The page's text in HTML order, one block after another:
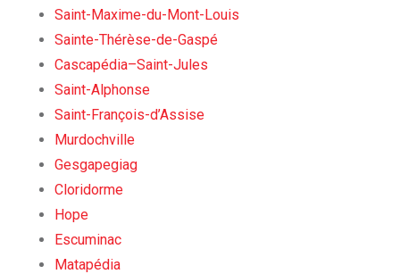
Saint-Maxime-du-Mont-Louis
Sainte-Thérèse-de-Gaspé
Cascapédia–Saint-Jules
Saint-Alphonse
Saint-François-d’Assise
Murdochville
Gesgapegiag
Cloridorme
Hope
Escuminac
Matapédia